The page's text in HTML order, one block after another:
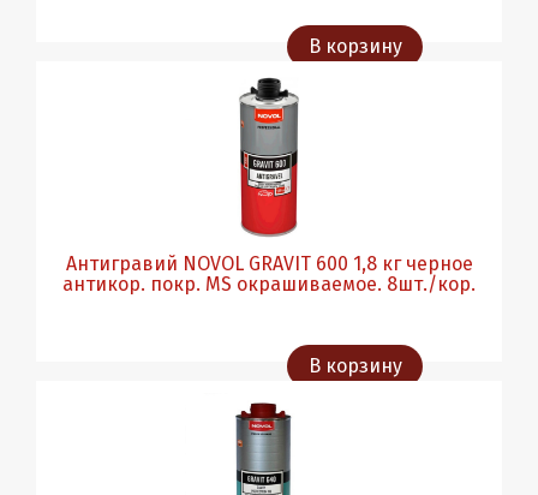
В корзину
Антигравий NOVOL GRAVIT 600 1,8 кг черное
антикор. покр. MS окрашиваемое. 8шт./кор.
В корзину